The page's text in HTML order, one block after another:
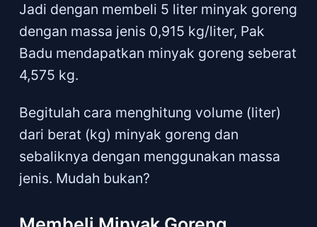
Jadi dengan membeli 5 liter minyak goreng
dengan massa jenis 0,915 kg/liter, Pak
Badu mendapatkan minyak goreng seberat
4,575 kg.
Begitulah cara menghitung volume (liter)
dari berat (kg) minyak goreng dan
sebaliknya dengan menggunakan massa
jenis. Mudah bukan?